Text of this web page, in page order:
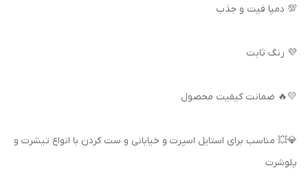
💯 دمپا فیت و جذب
💜 رنگ ثابت
💛🔥 ضمانت کیفیت محصول
💎💥 مناسب برای استایل اسپرت و خیابانی و ست کردن با انواع تیشرت و
پلوشرت